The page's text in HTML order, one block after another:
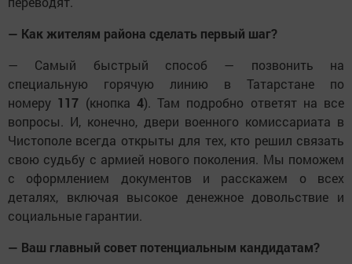
— Как жителям района сделать первый шаг?
— Самый быстрый способ — позвонить на
специальную горячую линию в Татарстане по
номеру 117 (кнопка 4). Там подробно ответят на все
вопросы. И, конечно, двери военного комиссариата в
Чистополе всегда открыты для тех, кто решил связать
свою судьбу с армией нового поколения. Мы поможем
с оформлением документов и расскажем о всех
деталях, включая высокое денежное довольствие и
социальные гарантии.
— Ваш главный совет потенциальным кандидатам?